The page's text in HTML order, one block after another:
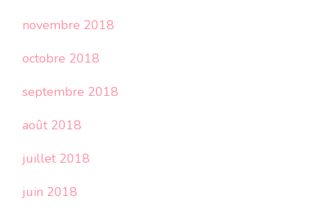
novembre 2018
octobre 2018
septembre 2018
août 2018
juillet 2018
juin 2018